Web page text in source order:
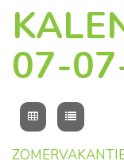
07-